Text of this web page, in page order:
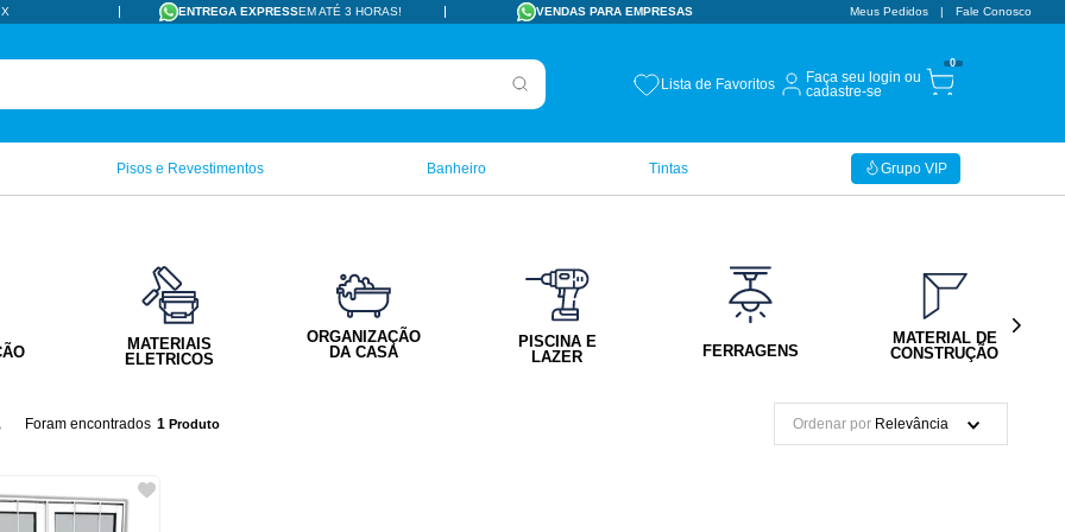
ENTREGA EXPRESSEM ATÉ 3 HORAS! VENDAS PARA EMPRESAS Meus Pedidos Fale Conosco
Lista de Favoritos
Faça seu login ou
cadastre-se
0
Grupo VIP
Pisos e Revestimentos Banheiro Tintas
MATERIAIS
ELETRICOS
ORGANIZAÇÃO
DA CASA
PISCINA E
LAZER
FERRAGENS
MATERIAL DE
CONSTRUÇÃO
1 Produto Ordenar por Relevância